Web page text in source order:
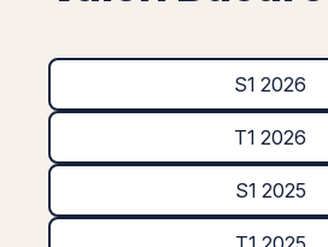
S1 2026
T1 2026
S1 2025